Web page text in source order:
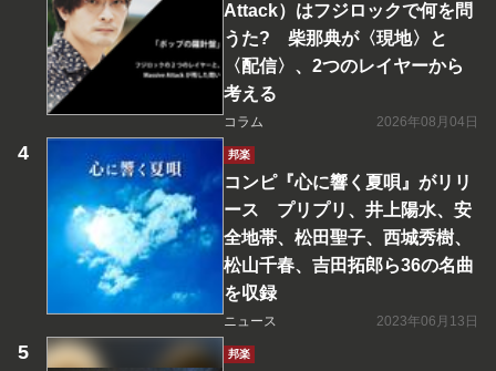
Attack）はフジロックで何を問
うた? 柴那典が〈現地〉と
〈配信〉、2つのレイヤーから
考える
コラム 2026年08月04日
邦楽
コンピ『心に響く夏唄』がリリ
ース プリプリ、井上陽水、安
全地帯、松田聖子、西城秀樹、
松山千春、吉田拓郎ら36の名曲
を収録
ニュース 2023年06月13日
邦楽